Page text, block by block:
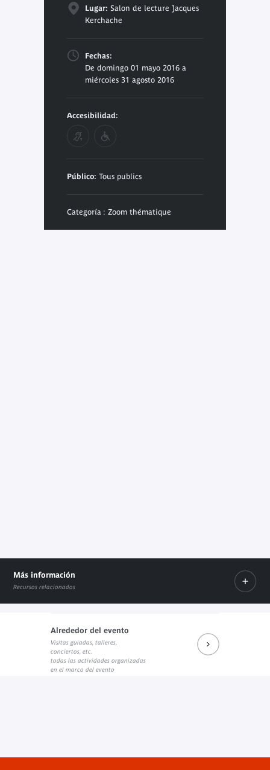
Lugar: Salon de lecture Jacques
Kerchache
Fechas:
De domingo 01 mayo 2016 a
miércoles 31 agosto 2016
Accesibilidad:
Público: Tous publics
Categoría : Zoom thématique
Más información
Recursos relacionados
Sélection audiovisuelle de la médiathèque
Documento PDF
Alrededor del evento
Visitas guiadas, talleres,
conciertos, etc.
todas las actividades organizadas
en el marco del evento